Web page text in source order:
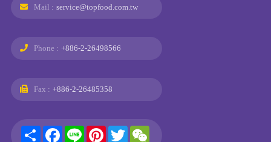
Mail : service@topfood.com.tw
Phone : +886-2-26498566
Fax : +886-2-26485358
Share Facebook
Line PinterestTwitterWeChat